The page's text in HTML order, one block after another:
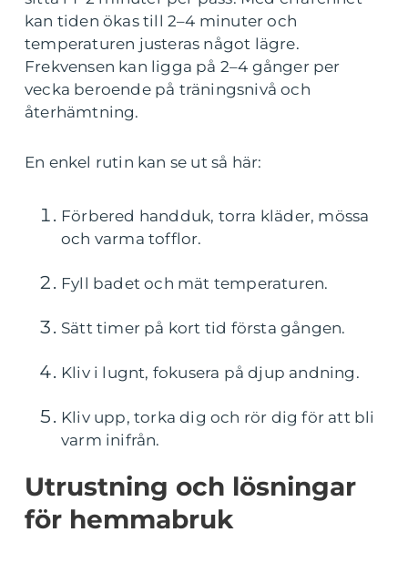
kan tiden ökas till 2–4 minuter och
temperaturen justeras något lägre.
Frekvensen kan ligga på 2–4 gånger per
vecka beroende på träningsnivå och
återhämtning.
En enkel rutin kan se ut så här:
Förbered handduk, torra kläder, mössa
och varma tofflor.
Fyll badet och mät temperaturen.
Sätt timer på kort tid första gången.
Kliv i lugnt, fokusera på djup andning.
Kliv upp, torka dig och rör dig för att bli
varm inifrån.
Utrustning och lösningar
för hemmabruk